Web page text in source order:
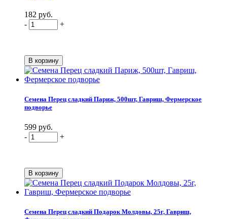
182 руб.
-
+
Семена Перец сладкий Париж, 500шт, Гавриш, Фермерское
подворье
599 руб.
-
+
Семена Перец сладкий Подарок Молдовы, 25г, Гавриш,